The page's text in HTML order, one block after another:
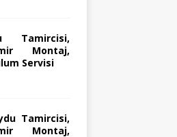
Tamircisi,
Montaj,
Servisi
Tamircisi,
Montaj,